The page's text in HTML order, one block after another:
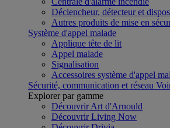
Déclencheur, détecteur et
Autres produits de mise en
Système d'appel malade
Applique tête de lit
Appel malade
Signalisation
Accessoires système d'appel
Sécurité, communication et réseau
Explorer par gamme
Découvrir Art d'Arnould
Découvrir Living Now